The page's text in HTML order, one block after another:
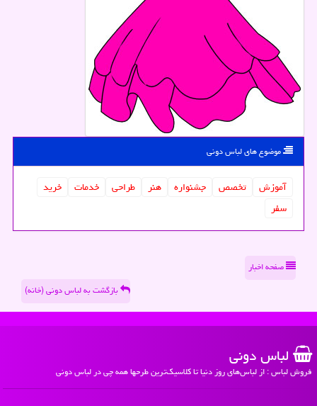
موضوع های لباس دونی
آموزش تخصص جشنواره هنر طراحی خدمات
خرید
سفر
صفحه اخبار
بازگشت به لباس دونی (خانه)
لباس دونی
فروش لباس : از لباس‌های روز دنیا تا کلاسیک‌ترین طرحها همه چی در لباس دونی